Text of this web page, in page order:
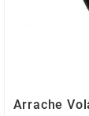
Arrache